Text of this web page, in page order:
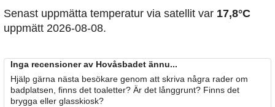
Senast uppmätta temperatur via satellit var 17,8°C
uppmätt 2026-08-08.
Inga recensioner av Hovåsbadet ännu...
Hjälp gärna nästa besökare genom att skriva några rader om
badplatsen, finns det toaletter? Är det långgrunt? Finns det
brygga eller glasskiosk?